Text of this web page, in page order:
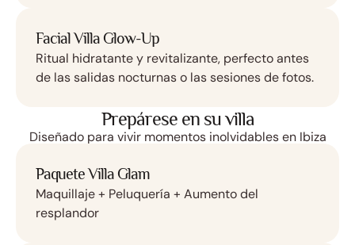
Facial Villa Glow-Up
Ritual hidratante y revitalizante, perfecto antes
de las salidas nocturnas o las sesiones de fotos.
Prepárese en su villa
Diseñado para vivir momentos inolvidables en Ibiza
Paquete Villa Glam
Maquillaje + Peluquería + Aumento del
resplandor